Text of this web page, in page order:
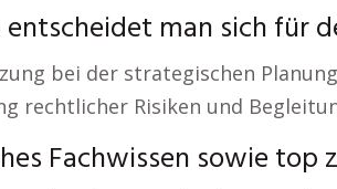
entscheidet man sich für
bei der strategischen
rechtlicher Risiken und
Fachwissen sowie top